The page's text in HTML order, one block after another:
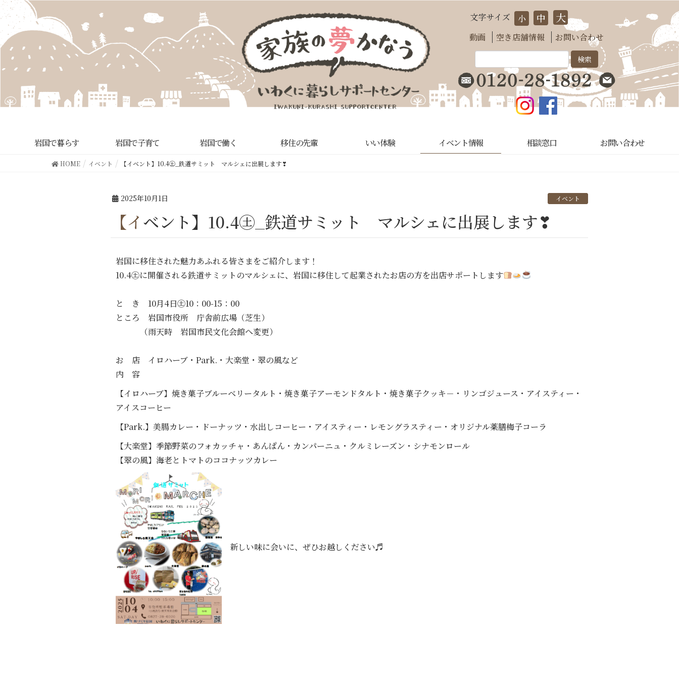
文字サイズ 小 中 大
動画 空き店舗情報 お問い合わせ
岩国で暮らす 岩国で子育て 岩国で働く 移住の先輩 いい体験 イベント情報 相談窓口 お問い合わせ
HOME イベント 【イベント】10.4㊏_鉄道サミット マルシェに出展します❣
2025年10月1日 イベント
【イベント】10.4㊏_鉄道サミット マルシェに出展します❣
岩国に移住された魅力あふれる皆さまをご紹介します！
10.4㊏に開催される鉄道サミットのマルシェに、岩国に移住して起業されたお店の方を出店サポートします
と き 10月4日㊏10：00-15：00
ところ 岩国市役所 庁舎前広場（芝生）
（雨天時 岩国市民文化会館へ変更）
お 店 イロハーブ・Park.・大楽堂・翠の風など
内 容
【イロハーブ】焼き菓子ブルーベリータルト・焼き菓子アーモンドタルト・焼き菓子クッキ－・リンゴジュース・アイスティー・
アイスコーヒー
【Park.】美腸カレー・ドーナッツ・水出しコーヒー・アイスティー・レモングラスティー・オリジナル薬膳梅子コーラ
【大楽堂】季節野菜のフォカッチャ・あんぱん・カンパーニュ・クルミレーズン・シナモンロール
【翠の風】海老とトマトのココナッツカレー
新しい味に会いに、ぜひお越しください♬